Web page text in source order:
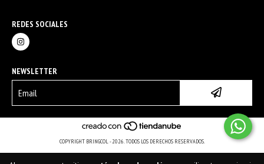
REDES SOCIALES
NEWSLETTER
COPYRIGHT BRINGCOL - 2026. TODOS LOS DERECHOS RESERVADOS.